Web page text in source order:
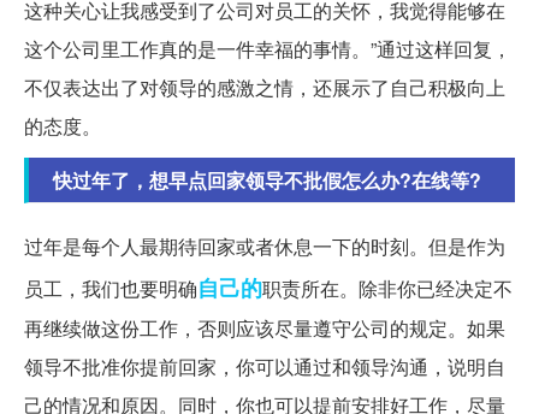
这种关心让我感受到了公司对员工的关怀，我觉得能够在
这个公司里工作真的是一件幸福的事情。”通过这样回复，
不仅表达出了对领导的感激之情，还展示了自己积极向上
的态度。
快过年了，想早点回家领导不批假怎么办?在线等?
过年是每个人最期待回家或者休息一下的时刻。但是作为
员工，我们也要明确自己的职责所在。除非你已经决定不
再继续做这份工作，否则应该尽量遵守公司的规定。如果
领导不批准你提前回家，你可以通过和领导沟通，说明自
己的情况和原因。同时，你也可以提前安排好工作，尽量